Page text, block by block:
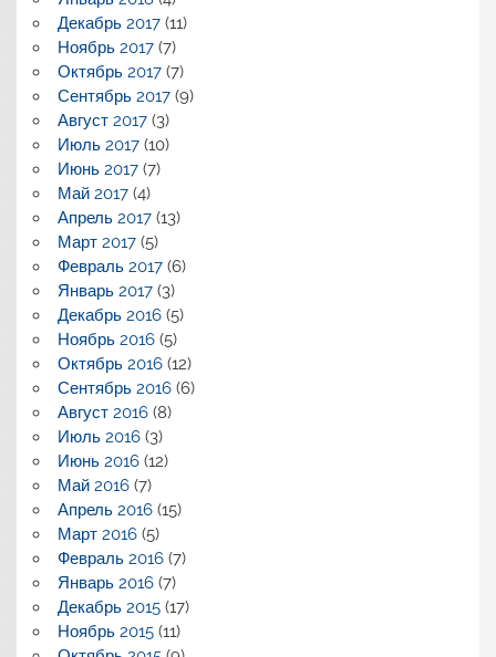
Декабрь 2017(11)
Ноябрь 2017(7)
Октябрь 2017(7)
Сентябрь 2017(9)
Август 2017(3)
Июль 2017(10)
Июнь 2017(7)
Май 2017(4)
Апрель 2017(13)
Март 2017(5)
Февраль 2017(6)
Январь 2017(3)
Декабрь 2016(5)
Ноябрь 2016(5)
Октябрь 2016(12)
Сентябрь 2016(6)
Август 2016(8)
Июль 2016(3)
Июнь 2016(12)
Май 2016(7)
Апрель 2016(15)
Март 2016(5)
Февраль 2016(7)
Январь 2016(7)
Декабрь 2015(17)
Ноябрь 2015(11)